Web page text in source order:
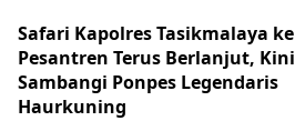
Safari Kapolres Tasikmalaya ke
Pesantren Terus Berlanjut, Kini
Sambangi Ponpes Legendaris
Haurkuning